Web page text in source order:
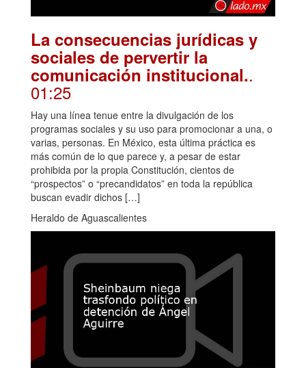
La consecuencias jurídicas y
sociales de pervertir la
comunicación institucional..
01:25
Hay una línea tenue entre la divulgación de los
programas sociales y su uso para promocionar a una, o
varias, personas. En México, esta última práctica es
más común de lo que parece y, a pesar de estar
prohibida por la propia Constitución, cientos de
“prospectos” o “precandidatos” en toda la república
buscan evadir dichos […]
Heraldo de Aguascalientes